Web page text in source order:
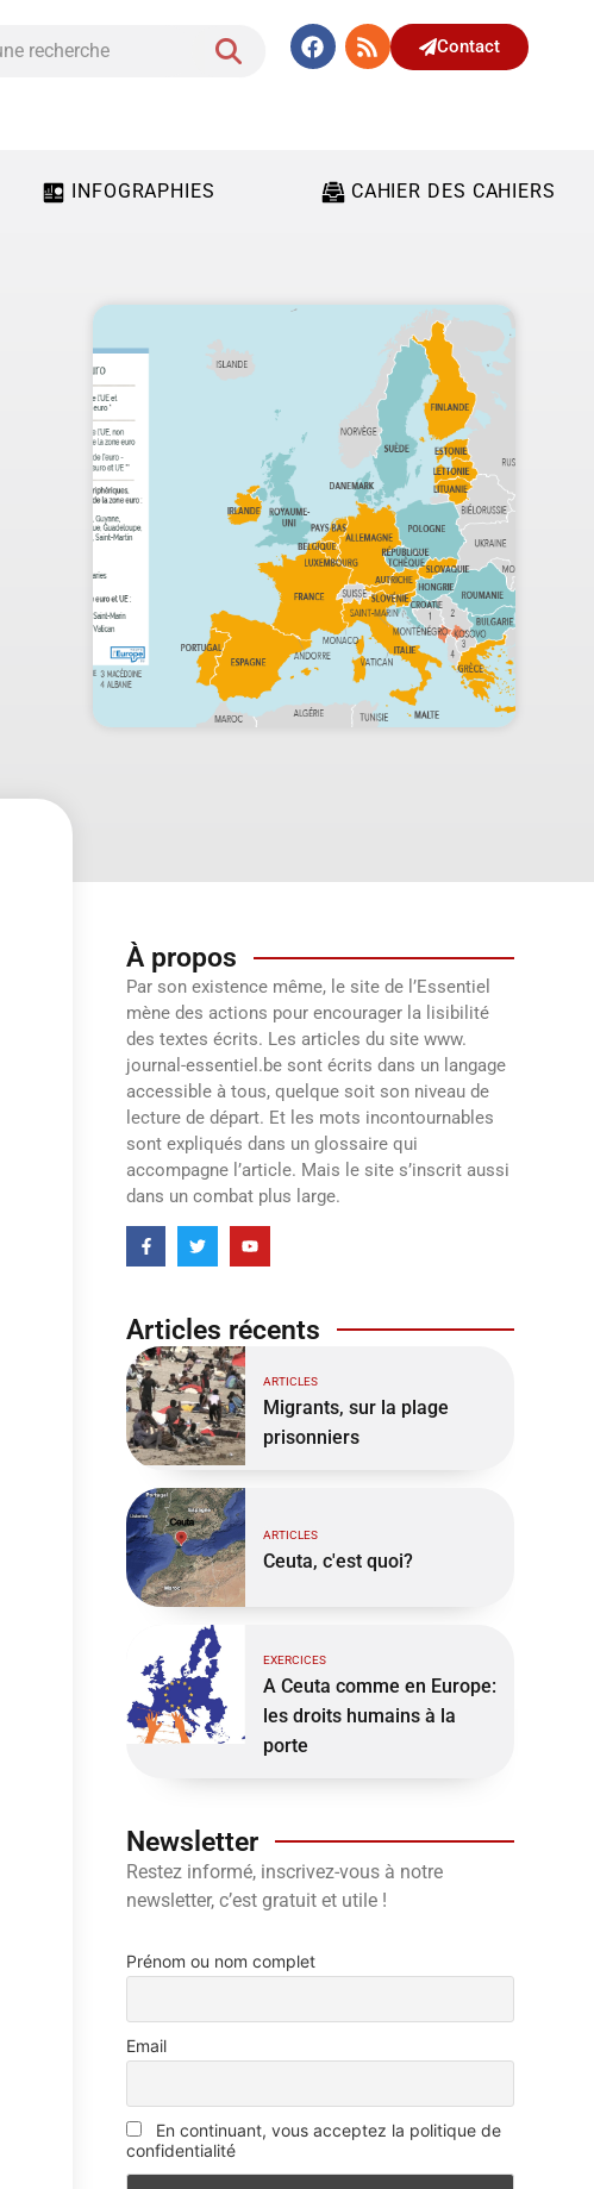
Contact
INFOGRAPHIES CAHIER DES CAHIERS
À propos
Par son existence même, le site de l’Essentiel
mène des actions pour encourager la lisibilité
des textes écrits. Les articles du site www.
journal-essentiel.be sont écrits dans un langage
accessible à tous, quelque soit son niveau de
lecture de départ. Et les mots incontournables
sont expliqués dans un glossaire qui
accompagne l’article. Mais le site s’inscrit aussi
dans un combat plus large.
Articles récents
ARTICLES
Migrants, sur la plage
prisonniers
ARTICLES
Ceuta, c'est quoi?
EXERCICES
A Ceuta comme en Europe:
les droits humains à la
porte
Newsletter
Restez informé, inscrivez-vous à notre
newsletter, c’est gratuit et utile !
Prénom ou nom complet
Email
En continuant, vous acceptez la politique de
confidentialité